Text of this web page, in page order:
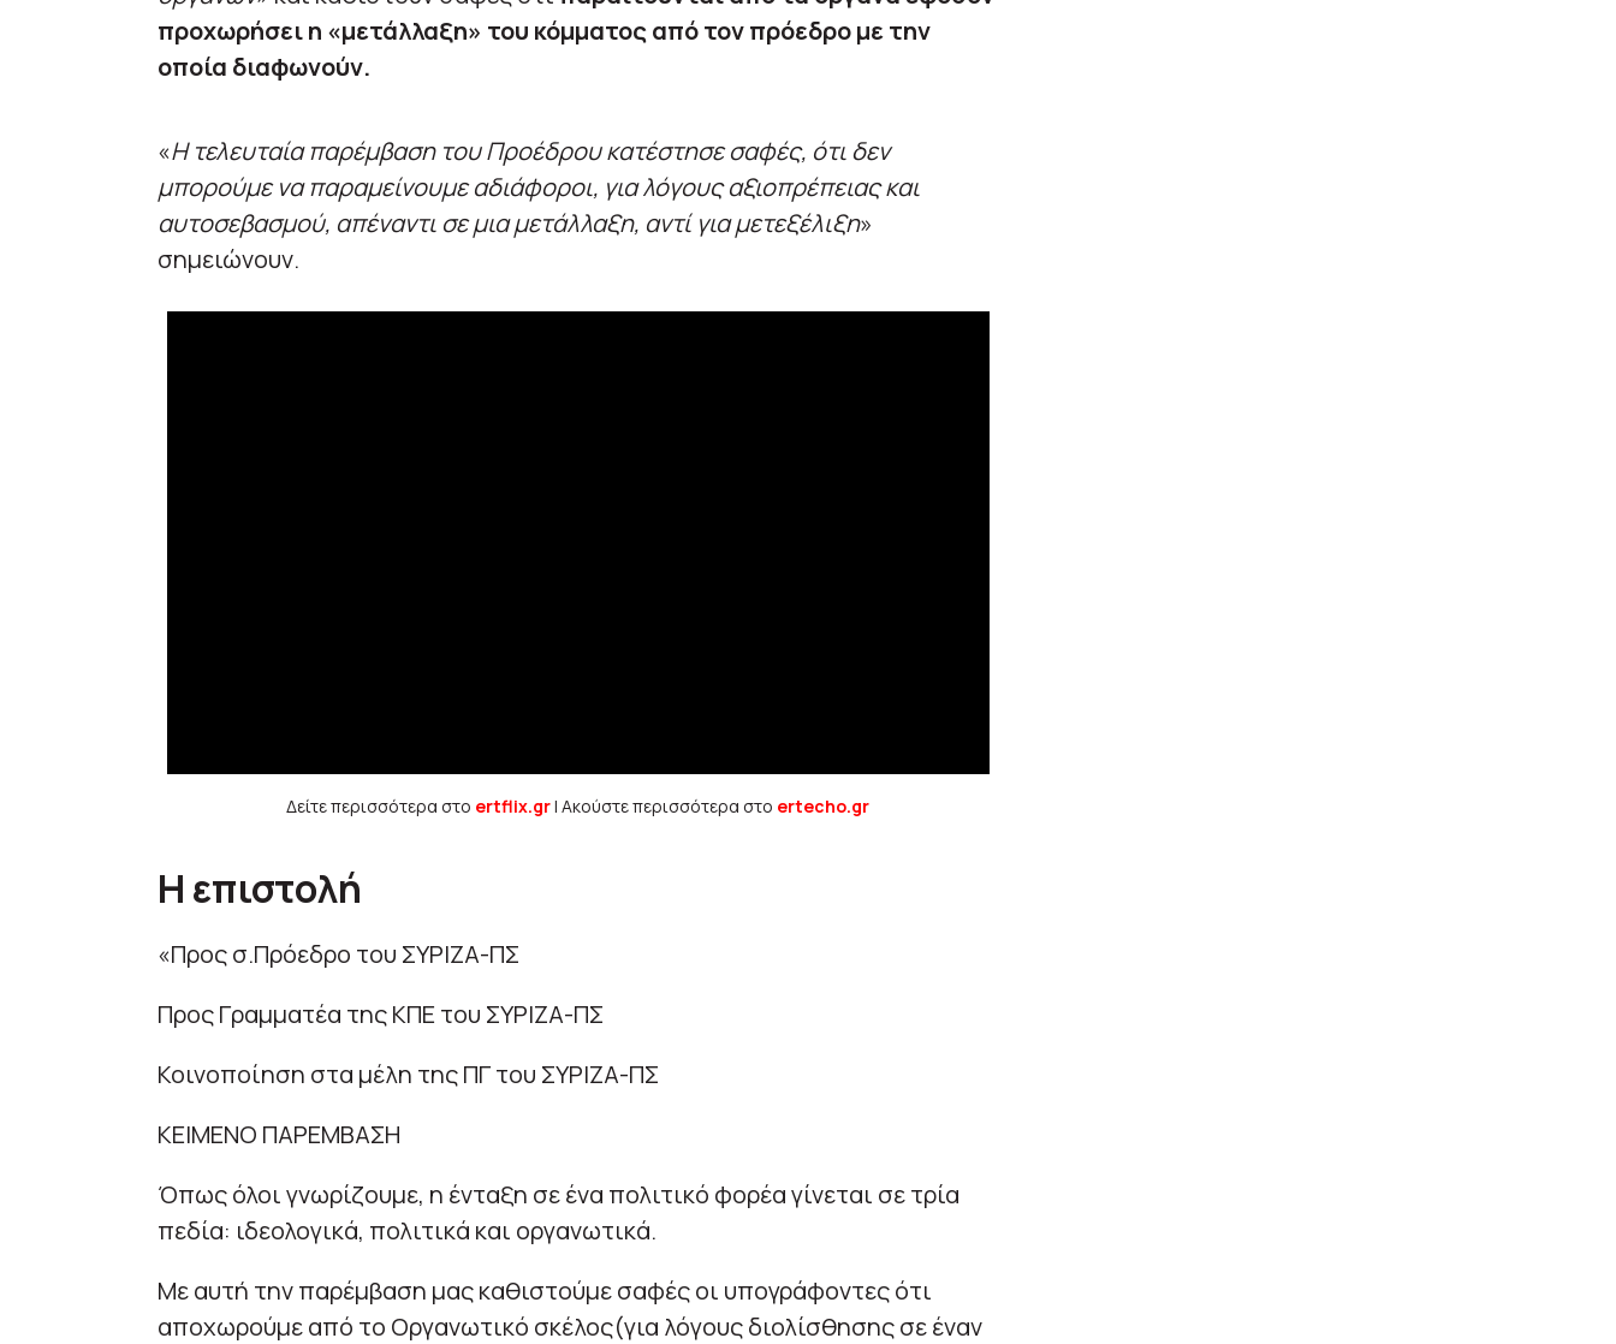
προχωρήσει η «μετάλλαξη» του κόμματος από τον πρόεδρο με την
οποία διαφωνούν.
«Η τελευταία παρέμβαση του Προέδρου κατέστησε σαφές, ότι δεν
μπορούμε να παραμείνουμε αδιάφοροι, για λόγους αξιοπρέπειας και
αυτοσεβασμού, απέναντι σε μια μετάλλαξη, αντί για μετεξέλιξη»
σημειώνουν.
Δείτε περισσότερα στο ertflix.gr| Ακούστε περισσότερα στο ertecho.gr
Η επιστολή
«Προς σ.Πρόεδρο του ΣΥΡΙΖΑ-ΠΣ
Προς Γραμματέα της ΚΠΕ του ΣΥΡΙΖΑ-ΠΣ
Κοινοποίηση στα μέλη της ΠΓ του ΣΥΡΙΖΑ-ΠΣ
ΚΕΙΜΕΝΟ ΠΑΡΕΜΒΑΣΗ
Όπως όλοι γνωρίζουμε, η ένταξη σε ένα πολιτικό φορέα γίνεται σε τρία
πεδία: ιδεολογικά, πολιτικά και οργανωτικά.
Με αυτή την παρέμβαση μας καθιστούμε σαφές οι υπογράφοντες ότι
αποχωρούμε από το Οργανωτικό σκέλος(για λόγους διολίσθησης σε έναν